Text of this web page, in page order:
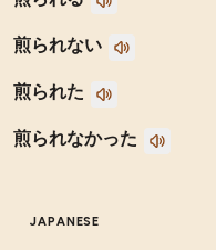
煎られない
煎られた
煎られなかった
JAPANESE